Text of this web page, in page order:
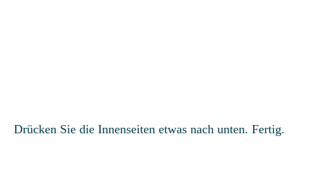
Drücken Sie die Innenseiten etwas nach unten. Fertig.